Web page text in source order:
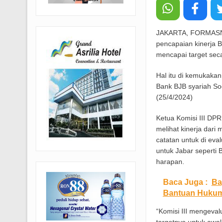
JAKARTA,
pencapaian kinerja
mencapai target
Hal itu di
Bank BJB syariah
(25/4/2024)
Ketua Komisi III
melihat kinerja dari
catatan untuk di
untuk Jabar seperti
harapan.
Baca Juga :
Bantuan
“Komisi III